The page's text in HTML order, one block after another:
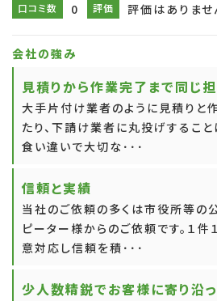
口コミ数 0 評価 評価はありませ
会社の強み
見積りから作業完了まで同じ
大手片付け業者のように見積りと
たり、下請け業者に丸投げするこ
食い違いで大切な･･･
信頼と実績
当社のご依頼の多くは市役所等の
ピーター様からのご依頼です。１
意対応し信頼を積･･･
少人数精鋭でお客様に寄り沿